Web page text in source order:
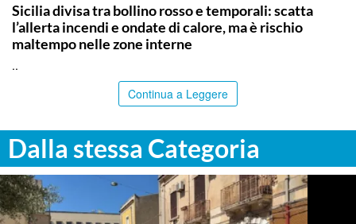
Sicilia divisa tra bollino rosso e temporali: scatta
l’allerta incendi e ondate di calore, ma è rischio
maltempo nelle zone interne
..
Continua a Leggere
Dalla stessa Categoria